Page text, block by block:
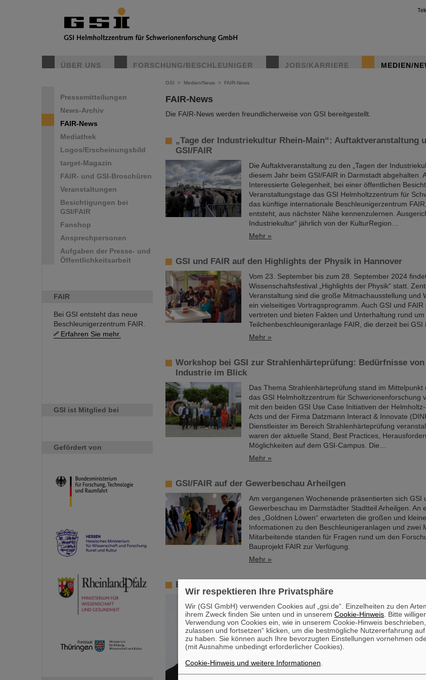
ÜBER UNS FORSCHUNG/BESCHLEUNIGER JOBS/KARRIERE MEDIEN/
Pressemitteilungen
News-Archiv
FAIR-News
Mediathek
Logos/Erscheinungsbild
target-Magazin
FAIR- und GSI-Broschüren
Veranstaltungen
Besichtigungen bei
GSI/FAIR
Fanshop
Ansprechpersonen
Aufgaben der Presse- und
Öffentlichkeitsarbeit
FAIR
Bei GSI entsteht das neue
Beschleunigerzentrum FAIR.
Erfahren Sie mehr.
GSI ist Mitglied bei
Gefördert von
GSI > Medien/News > FAIR-News
FAIR-News
Die FAIR-News werden freundlicherweise von GSI bereitgestellt.
„Tage der Industriekultur Rhein-Main“: Auftaktveranstaltung
GSI/FAIR
Die Auftaktveranstaltung zu den „Tagen der
diesem Jahr beim GSI/FAIR in Darmstadt abgehalten.
Interessierte Gelegenheit, bei einer öffentlichen
Veranstaltungstage das GSI Helmholtzzentrum für
das künftige internationale Beschleunigerzentrum
entsteht, aus nächster Nähe kennenzulernen.
Industriekultur“ jährlich von der KulturRegion…
Mehr »
GSI und FAIR auf den Highlights der Physik in Hannover
Vom 23. September bis zum 28. September 2024
Wissenschaftsfestival „Highlights der Physik“ statt.
Veranstaltung sind die große Mitmachausstellung und
ein vielseitiges Vortragsprogramm. Auch GSI und
vertreten und bieten Fakten und Unterhaltung rund
Teilchenbeschleunigeranlage FAIR, die derzeit bei GSI
Mehr »
Workshop bei GSI zur Strahlenhärteprüfung: Bedürfnisse
Industrie im Blick
Das Thema Strahlenhärteprüfung stand im Mittelpunkt
das GSI Helmholtzzentrum für Schwerionenforschung
mit den beiden GSI Use Case Initiativen der
Acts und der Firma Datzmann Interact & Innovate
Dienstleister im Bereich Strahlenhärteprüfung
waren der aktuelle Stand, Best Practices,
Möglichkeiten auf dem GSI-Campus. Die…
Mehr »
GSI/FAIR auf der Gewerbeschau Arheilgen
Am vergangenen Wochenende präsentierten sich GSI
Gewerbeschau im Darmstädter Stadtteil Arheilgen. An
des „Goldnen Löwen“ erwarteten die großen und
Informationen zu den Beschleunigeranlagen und zwei
Mitarbeitende standen für Fragen rund um den
Bauprojekt FAIR zur Verfügung.
Mehr »
ERC Starting Grant für Neutrinoforschung geht an Dr. Zewei
Europäischen Forschungsrats (European Research
ausgezeichnet. Das Förderformat ist einer der
Forschungspreise, der sich an talentierte
einem frühen Karrierestadium richtet, um ihr Potential
Arbeitsgruppenleitung auszuschöpfen. Dr. Zewei
Wir respektieren Ihre Privatsphäre
Wir (GSI GmbH) verwenden Cookies auf „gsi.de“. Einzelheiten zu den
ihrem Zweck finden Sie unten und in unserem Cookie-Hinweis . Bitte
Verwendung von Cookies ein, wie in unserem Cookie-Hinweis
zulassen und fortsetzen“ klicken, um die bestmögliche Nutzererfahrung
zu haben. Sie können auch Ihre bevorzugten Einstellungen vornehmen
(mit Ausnahme unbedingt erforderlicher Cookies).
Cookie-Hinweis und weitere Informationen